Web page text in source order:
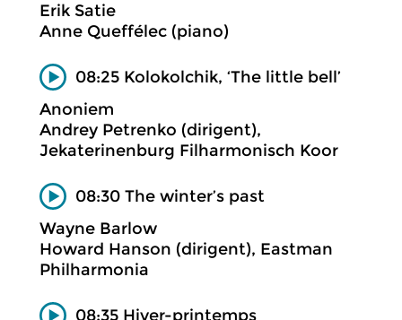
Erik Satie
Anne Queffélec (piano)
08:25 Kolokolchik, ‘The little bell’
Anoniem
Andrey Petrenko (dirigent),
Jekaterinenburg Filharmonisch Koor
08:30 The winter’s past
Wayne Barlow
Howard Hanson (dirigent), Eastman
Philharmonia
08:35 Hiver-printemps